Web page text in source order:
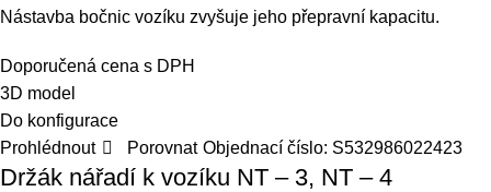
Nástavba bočnic vozíku zvyšuje jeho přepravní kapacitu.
Doporučená cena s DPH
3D model
Do konfigurace
Prohlédnout
Porovnat Objednací číslo: S532986022423
Držák nářadí k vozíku NT – 3, NT – 4